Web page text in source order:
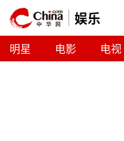
娱乐
明星 电影 电视